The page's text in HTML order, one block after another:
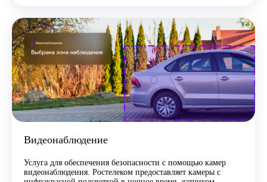
Видеонаблюдение
Услуга для обеспечения безопасности с помощью камер
видеонаблюдения. Ростелеком предоставляет камеры с